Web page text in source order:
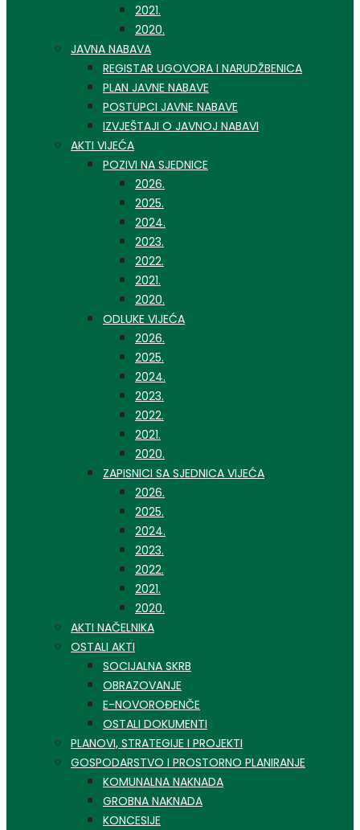
2021.
2020.
JAVNA NABAVA
REGISTAR UGOVORA I NARUDŽBENICA
PLAN JAVNE NABAVE
POSTUPCI JAVNE NABAVE
IZVJEŠTAJI O JAVNOJ NABAVI
AKTI VIJEĆA
POZIVI NA SJEDNICE
2026.
2025.
2024.
2023.
2022.
2021.
2020.
ODLUKE VIJEĆA
2026.
2025.
2024.
2023.
2022.
2021.
2020.
ZAPISNICI SA SJEDNICA VIJEĆA
2026.
2025.
2024.
2023.
2022.
2021.
2020.
AKTI NAČELNIKA
OSTALI AKTI
SOCIJALNA SKRB
OBRAZOVANJE
E-NOVOROĐENČE
OSTALI DOKUMENTI
PLANOVI, STRATEGIJE I PROJEKTI
GOSPODARSTVO I PROSTORNO PLANIRANJE
KOMUNALNA NAKNADA
GROBNA NAKNADA
KONCESIJE